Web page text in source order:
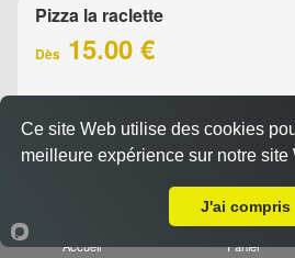
Pizza la raclette
Dès 15.00 €
Base crème fraîche, raclette,
emmental, olives
Accueil Panier
Ce site Web utilise des cookies
meilleure expérience sur notre site
J'ai compris